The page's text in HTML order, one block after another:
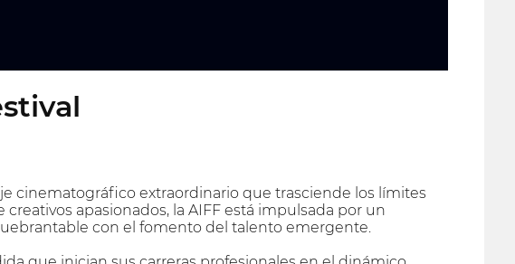
cinematográfico extraordinario que trasciende los límites
apasionados, la AIFF está impulsada por un
con el fomento del talento emergente.